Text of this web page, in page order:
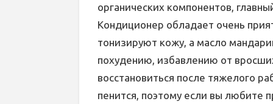
органических компонентов,
Кондиционер обладает очень
тонизируют кожу, а масло
похудению, избавлению от
восстановиться после тяжелого
пенится, поэтому если вы любите